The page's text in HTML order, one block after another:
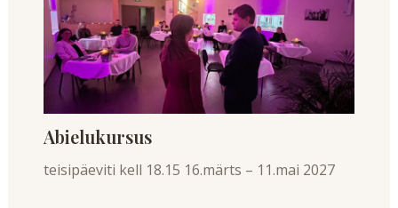
Abielukursus
teisipäeviti kell 18.15 16.märts – 11.mai 2027